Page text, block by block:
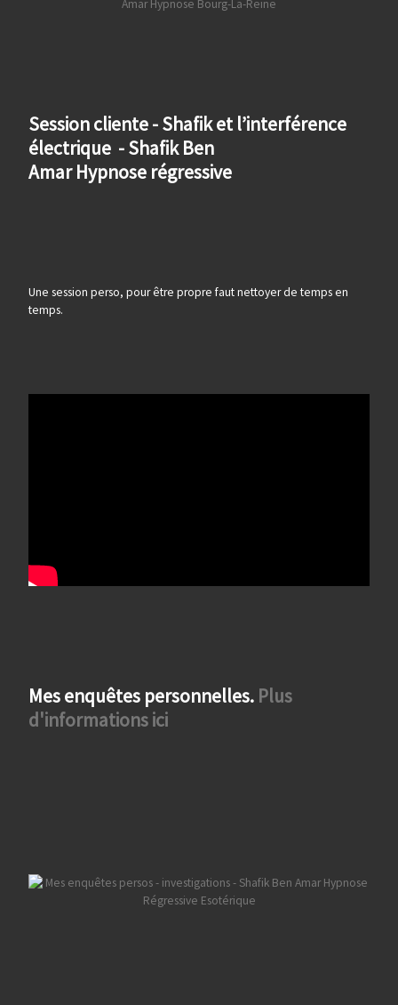
Session cliente - Shafik et l’interférence
électrique - Shafik Ben
Amar Hypnose régressive
Une session perso, pour être propre faut nettoyer de temps en
temps.
Mes enquêtes personnelles. Plus
d'informations ici